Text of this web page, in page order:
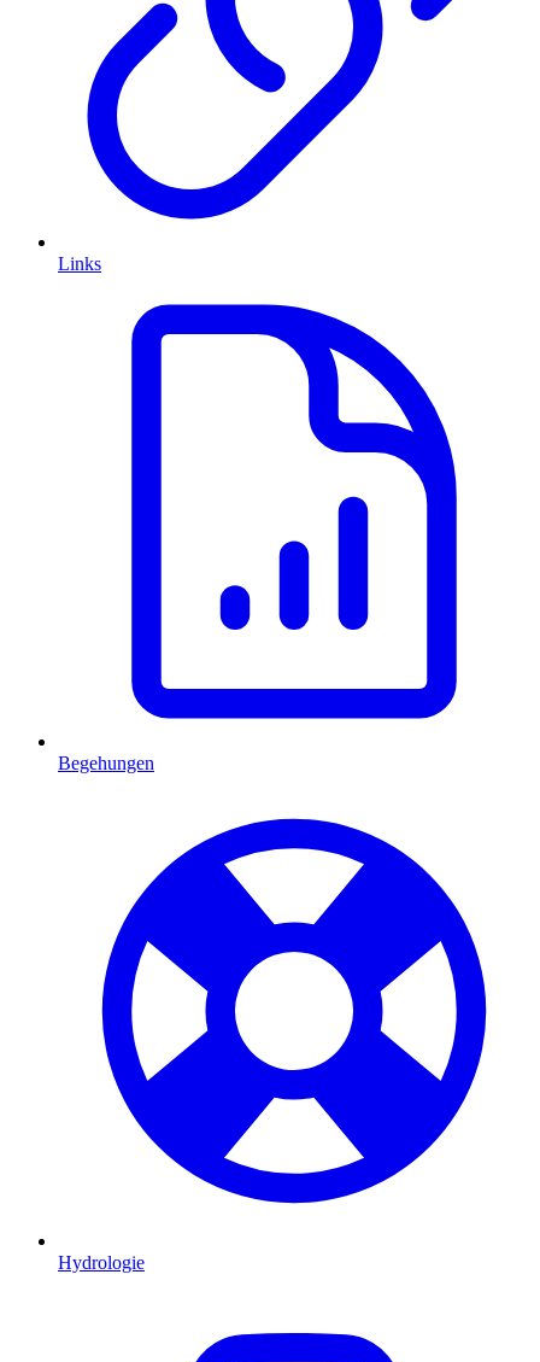
Links
Begehungen
Hydrologie